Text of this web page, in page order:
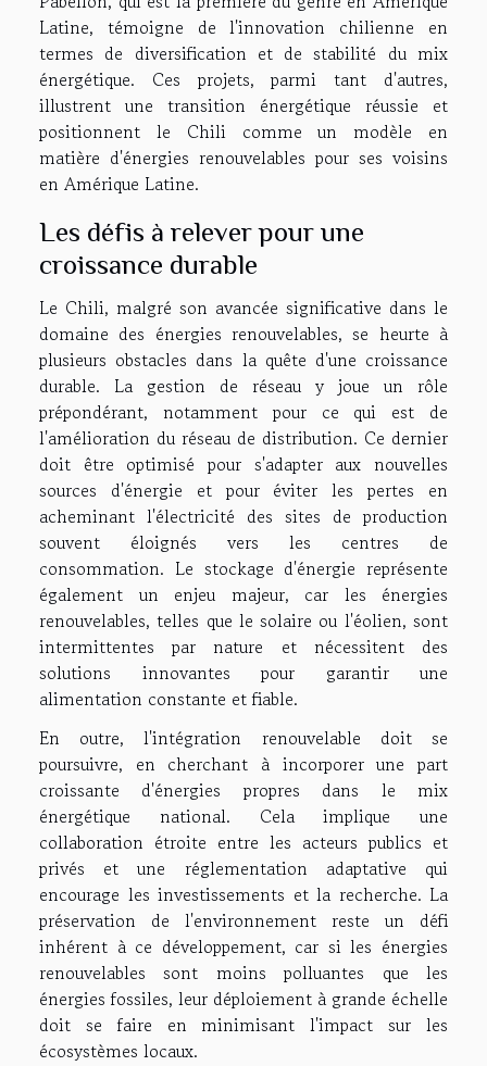
Latine, témoigne de l'innovation chilienne en
termes de diversification et de stabilité du mix
énergétique. Ces projets, parmi tant d'autres,
illustrent une transition énergétique réussie et
positionnent le Chili comme un modèle en
matière d'énergies renouvelables pour ses voisins
en Amérique Latine.
Les défis à relever pour une
croissance durable
Le Chili, malgré son avancée significative dans le
domaine des énergies renouvelables, se heurte à
plusieurs obstacles dans la quête d'une croissance
durable. La gestion de réseau y joue un rôle
prépondérant, notamment pour ce qui est de
l'amélioration du réseau de distribution. Ce dernier
doit être optimisé pour s'adapter aux nouvelles
sources d'énergie et pour éviter les pertes en
acheminant l'électricité des sites de production
souvent éloignés vers les centres de
consommation. Le stockage d'énergie représente
également un enjeu majeur, car les énergies
renouvelables, telles que le solaire ou l'éolien, sont
intermittentes par nature et nécessitent des
solutions innovantes pour garantir une
alimentation constante et fiable.
En outre, l'intégration renouvelable doit se
poursuivre, en cherchant à incorporer une part
croissante d'énergies propres dans le mix
énergétique national. Cela implique une
collaboration étroite entre les acteurs publics et
privés et une réglementation adaptative qui
encourage les investissements et la recherche. La
préservation de l'environnement reste un défi
inhérent à ce développement, car si les énergies
renouvelables sont moins polluantes que les
énergies fossiles, leur déploiement à grande échelle
doit se faire en minimisant l'impact sur les
écosystèmes locaux.